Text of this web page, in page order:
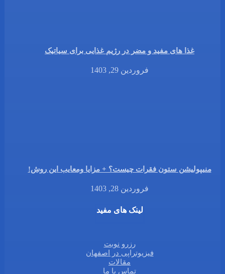
غذا های مفید و مضر در رژیم غذایی برای سیاتیک
فروردین 29, 1403
منیپولیشن ستون فقرات چیست؟ + مزایا ومعایب این روش!
فروردین 28, 1403
لینک های مفید
رزرو نوبت
فیزیوتراپی در اصفهان
مقالات
تماس با ما